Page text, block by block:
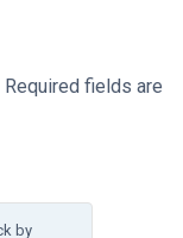
Required fields are